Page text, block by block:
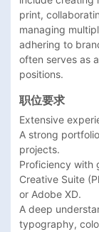
print,
managing
adhering to
often serves as
positions.
职位要求
Extensive
A strong
projects.
Proficiency with
Creative Suite
or Adobe XD.
A deep
typography,